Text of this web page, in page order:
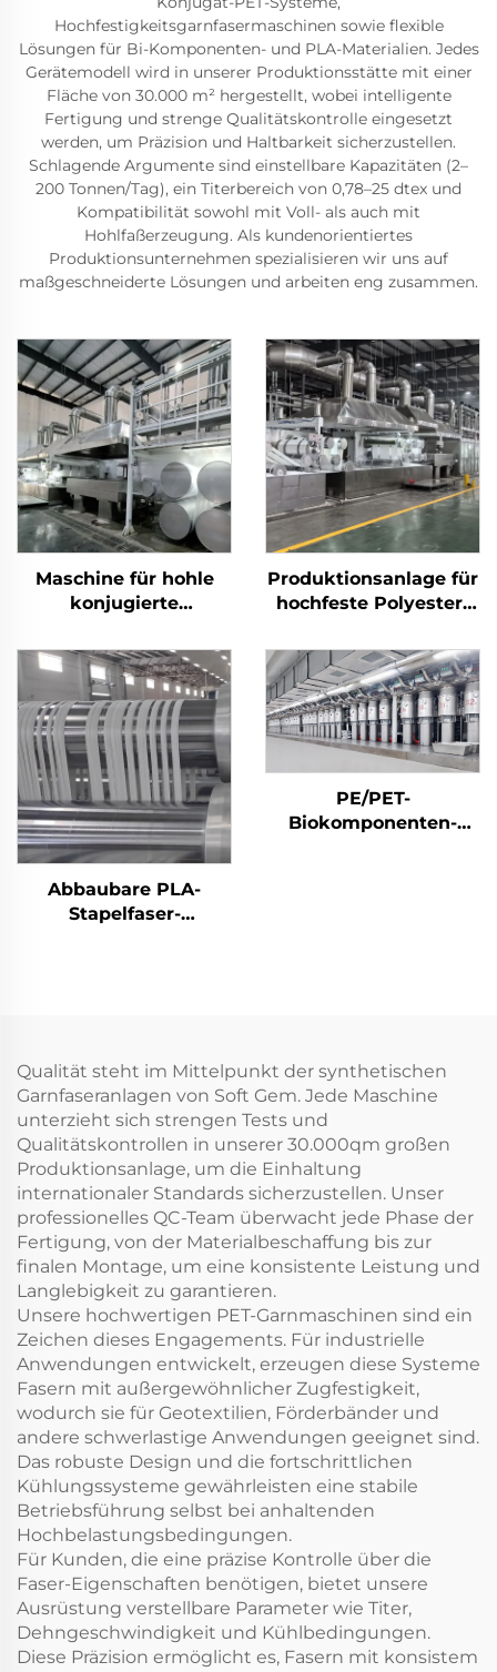
Hochfestigkeitsgarnfasermaschinen sowie flexible
Lösungen für Bi-Komponenten- und PLA-Materialien. Jedes
Gerätemodell wird in unserer Produktionsstätte mit einer
Fläche von 30.000 m² hergestellt, wobei intelligente
Fertigung und strenge Qualitätskontrolle eingesetzt
werden, um Präzision und Haltbarkeit sicherzustellen.
Schlagende Argumente sind einstellbare Kapazitäten (2–
200 Tonnen/Tag), ein Titerbereich von 0,78–25 dtex und
Kompatibilität sowohl mit Voll- als auch mit
Hohlfaßerzeugung. Als kundenorientiertes
Produktionsunternehmen spezialisieren wir uns auf
maßgeschneiderte Lösungen und arbeiten eng zusammen.
Maschine für hohle
konjugierte
Polyester-Stapelfasern
Produktionsanlage für
hochfeste Polyester-
Maschine zur
Herstellung von PSF
aus festem Polyester-
Stapelfasergewebe
Abbaubare PLA-
Stapelfaser-
PE/PET-
Biokomponenten-
Qualität steht im Mittelpunkt der synthetischen
Garnfaseranlagen von Soft Gem. Jede Maschine
unterzieht sich strengen Tests und
Qualitätskontrollen in unserer 30.000qm großen
Produktionsanlage, um die Einhaltung
internationaler Standards sicherzustellen. Unser
professionelles QC-Team überwacht jede Phase der
Fertigung, von der Materialbeschaffung bis zur
finalen Montage, um eine konsistente Leistung und
Langlebigkeit zu garantieren.
Unsere hochwertigen PET-Garnmaschinen sind ein
Zeichen dieses Engagements. Für industrielle
Anwendungen entwickelt, erzeugen diese Systeme
Fasern mit außergewöhnlicher Zugfestigkeit,
wodurch sie für Geotextilien, Förderbänder und
andere schwerlastige Anwendungen geeignet sind.
Das robuste Design und die fortschrittlichen
Kühlungssysteme gewährleisten eine stabile
Betriebsführung selbst bei anhaltenden
Hochbelastungsbedingungen.
Für Kunden, die eine präzise Kontrolle über die
Faser-Eigenschaften benötigen, bietet unsere
Ausrüstung verstellbare Parameter wie Titer,
Dehngeschwindigkeit und Kühlbedingungen.
Diese Präzision ermöglicht es, Fasern mit konsistem